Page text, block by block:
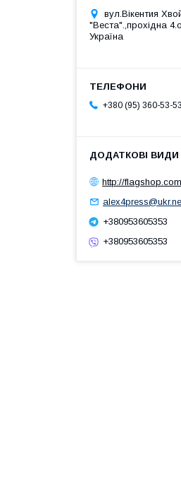
вул.Вікентия
"Веста".,прохідна
Україна
+380 (95) 360-53-53
http://
+380953605353
+380953605353